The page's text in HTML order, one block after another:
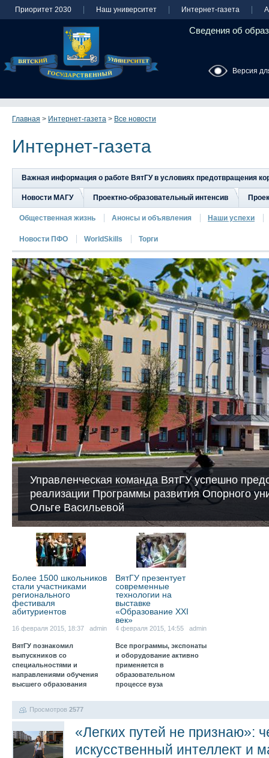
Приоритет 2030 Наш университет Интернет-газета
Сведения об
Версия
Главная > Интернет-газета > Все новости
Интернет-газета
Важная информация о работе ВятГУ в условиях предотвращения
Новости МАГУ Проектно-образовательный интенсив
Общественная жизнь Анонсы и объявления Наши успехи
Новости ПФО WorldSkills Торги
Управленческая команда ВятГУ успешно
реализации Программы развития Опорного
Ольге Васильевой
Более 1500 школьников
стали участниками
регионального
фестиваля
абитуриентов
16 февраля 2015, 18:37 admin
ВятГУ познакомил
выпускников со
специальностями и
направлениями обучения
высшего образования
ВятГУ презентует
современные
технологии на
выставке
«Образование XXI
век»
4 февраля 2015, 14:55 admin
Все программы, экспонаты
и оборудование активно
применяется в
образовательном
процессе вуза
Просмотров 2577
«Легких путей не признаю»:
искусственный интеллект и